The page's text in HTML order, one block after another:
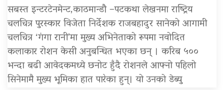
सबस्त इन्टरटेनमेन्ट,काठमान्डौ –पटकथा लेखनमा राष्ट्रिय
चलचित्र पुरस्कार विजेता निर्देशक राजबहादुर सानेको आगामी
चलचित्र ‘गंगा रानी’मा मुख्य अभिनेताको रूपमा नवोदित
कलाकार रोशन केसी अनुबन्धित भएका छन् । करिब ५००
भन्दा बढी आवेदकमध्ये छनोट हुँदै रोशनले आफ्नो पहिलो
सिनेमामै मुख्य भूमिका हात पारेका हुन्। यो उनको डेब्यु